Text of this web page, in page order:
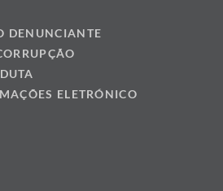
DENUNCIANTE
ELETRÓNICO